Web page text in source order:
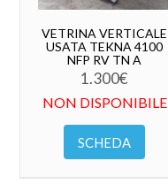
VETRINA VERTICALE
USATA TEKNA 4100
NFP RV TN A
1.300€
NON DISPONIBILE
SCHEDA